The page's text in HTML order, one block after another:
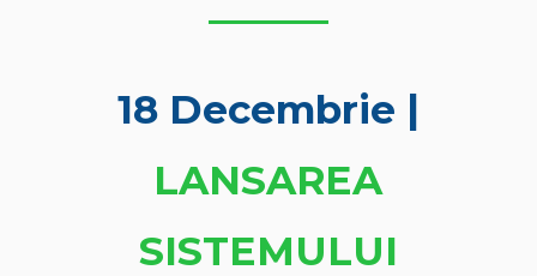
18 Decembrie |
LANSAREA
SISTEMULUI